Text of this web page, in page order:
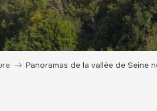
Panoramas de la vallée de Seine